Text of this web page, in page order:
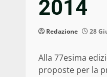
2014
Redazione 28
Alla 77esima
proposte per la